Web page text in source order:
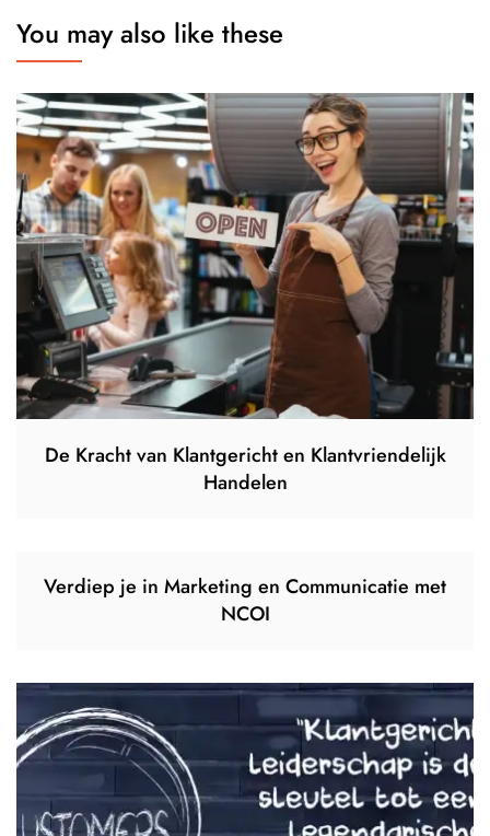
You may also like these
De Kracht van Klantgericht en Klantvriendelijk
Handelen
Verdiep je in Marketing en Communicatie met
NCOI